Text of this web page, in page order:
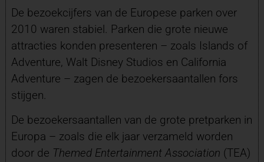
De bezoekcijfers van de Europese parken over
2010 waren stabiel. Parken die grote nieuwe
attracties konden presenteren – zoals Islands of
Adventure, Walt Disney Studios en California
Adventure – zagen de bezoekersaantallen fors
stijgen.
De bezoekersaantallen van de grote pretparken in
Europa – zoals die elk jaar verzameld worden
door de Themed Entertainment Association (TEA)